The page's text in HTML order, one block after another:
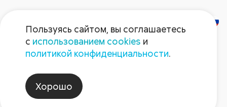
Новое в защите
зерновых от
болезней
Пользуясь сайтом, вы соглашаетесь
с использованием cookies и
политикой конфиденциальности.
Хорошо